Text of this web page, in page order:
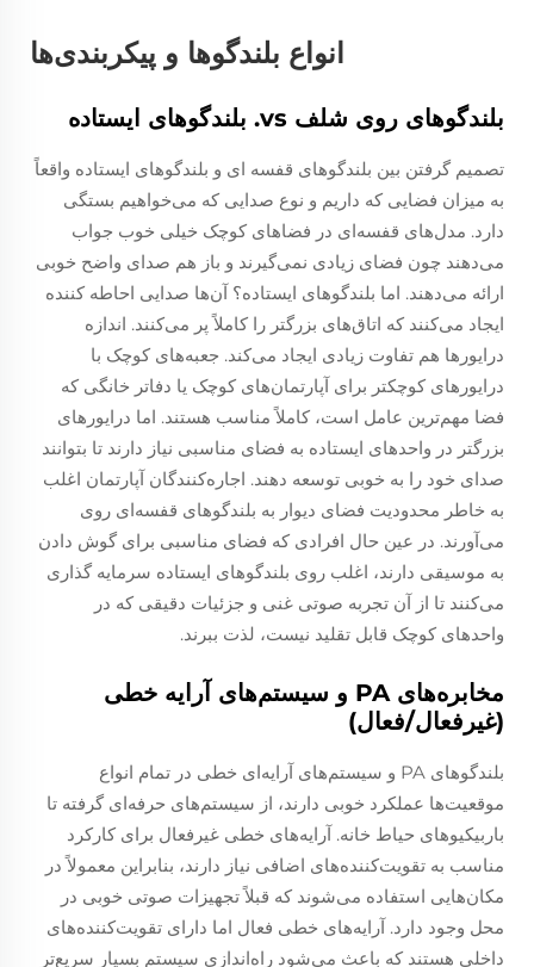
انواع بلندگوها و پیکربندی‌ها
بلندگوهای روی شلف vs. بلندگوهای ایستاده
تصمیم گرفتن بین بلندگوهای قفسه ای و بلندگوهای ایستاده واقعاً
به میزان فضایی که داریم و نوع صدایی که می‌خواهیم بستگی
دارد. مدل‌های قفسه‌ای در فضاهای کوچک خیلی خوب جواب
می‌دهند چون فضای زیادی نمی‌گیرند و باز هم صدای واضح خوبی
ارائه می‌دهند. اما بلندگوهای ایستاده؟ آن‌ها صدایی احاطه کننده
ایجاد می‌کنند که اتاق‌های بزرگتر را کاملاً پر می‌کنند. اندازه
درایورها هم تفاوت زیادی ایجاد می‌کند. جعبه‌های کوچک با
درایورهای کوچکتر برای آپارتمان‌های کوچک یا دفاتر خانگی که
فضا مهم‌ترین عامل است، کاملاً مناسب هستند. اما درایورهای
بزرگتر در واحدهای ایستاده به فضای مناسبی نیاز دارند تا بتوانند
صدای خود را به خوبی توسعه دهند. اجاره‌کنندگان آپارتمان اغلب
به خاطر محدودیت فضای دیوار به بلندگوهای قفسه‌ای روی
می‌آورند. در عین حال افرادی که فضای مناسبی برای گوش دادن
به موسیقی دارند، اغلب روی بلندگوهای ایستاده سرمایه گذاری
می‌کنند تا از آن تجربه صوتی غنی و جزئیات دقیقی که در
واحدهای کوچک قابل تقلید نیست، لذت ببرند.
مخابره‌های PA و سیستم‌های آرایه خطی
(غیرفعال/فعال)
بلندگوهای PA و سیستم‌های آرایه‌ای خطی در تمام انواع
موقعیت‌ها عملکرد خوبی دارند، از سیستم‌های حرفه‌ای گرفته تا
باربیکیو‌های حیاط خانه. آرایه‌های خطی غیرفعال برای کارکرد
مناسب به تقویت‌کننده‌های اضافی نیاز دارند، بنابراین معمولاً در
مکان‌هایی استفاده می‌شوند که قبلاً تجهیزات صوتی خوبی در
محل وجود دارد. آرایه‌های خطی فعال اما دارای تقویت‌کننده‌های
داخلی هستند که باعث می‌شود راه‌اندازی سیستم بسیار سریع‌تر